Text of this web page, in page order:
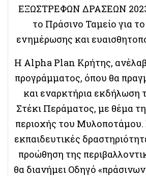
ΕΞΩΣΤΡΕΦΩΝ ΔΡΑΣΕΩΝ
το Πράσινο Ταμείο για
ενημέρωσης και
H Alpha Plan Κρήτης,
προγράμματος, όπου θα
και εναρκτήρια εκδήλωση
Στέκι Περάματος, με θέμα
περιοχής του Μυλοποτάμου.
εκπαιδευτικές
προώθηση της
θα διανήμει Οδηγό